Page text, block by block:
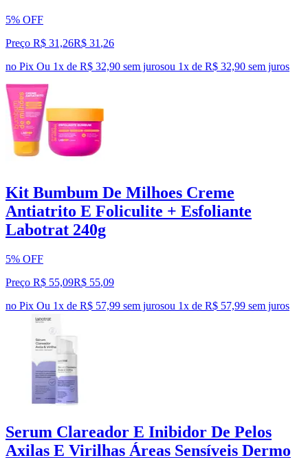
5% OFF
Preço R$ 31,26R$ 31 ,26
no Pix Ou 1x de R$ 32,90 sem jurosou 1x de R$ 32,90 sem juros
Kit Bumbum De Milhoes Creme
Antiatrito E Foliculite + Esfoliante
Labotrat 240g
5% OFF
Preço R$ 55,09R$ 55,09
no Pix Ou 1x de R$ 57,99 sem jurosou 1x de R$ 57,99 sem juros
Serum Clareador E Inibidor De Pelos
Axilas E Virilhas Áreas Sensíveis Dermo